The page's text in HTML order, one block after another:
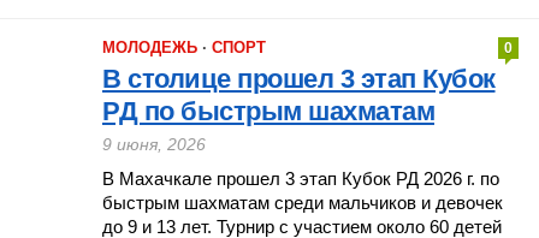
МОЛОДЕЖЬ · СПОРТ 0
В столице прошел 3 этап Кубок
РД по быстрым шахматам
9 июня, 2026
В Махачкале прошел 3 этап Кубок РД 2026 г. по
быстрым шахматам среди мальчиков и девочек
до 9 и 13 лет. Турнир с участием около 60 детей